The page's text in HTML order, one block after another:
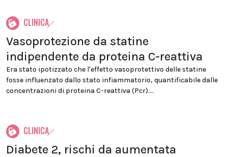
CLINICA
Vasoprotezione da statine
indipendente da proteina C-reattiva
Era stato ipotizzato che l'effetto vasoprotettivo delle statine
fosse influenzato dallo stato infiammatorio, quantificabile dalle
concentrazioni di proteina C-reattiva (Pcr)....
CLINICA
Diabete 2, rischi da aumentata